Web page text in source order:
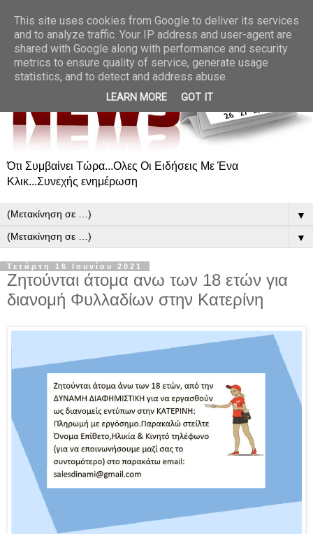
Ότι Συμβαίνει Τώρα...Ολες Οι Ειδήσεις Με Ένα
Κλικ...Συνεχής ενημέρωση
▼
▼
Τετάρτη 16 Ιουνίου 2021
Ζητούνται άτομα ανω των 18 ετών για
διανομή Φυλλαδίων στην Κατερίνη
This site uses cookies from Google to deliver its services
and to analyze traffic. Your IP address and user-agent are
shared with Google along with performance and security
metrics to ensure quality of service, generate usage
statistics, and to detect and address abuse.
LEARN MORE GOT IT